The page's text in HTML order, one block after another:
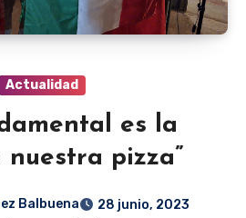
Actualidad
es la
nuestra pizza”
Balbuena
28 junio, 2023